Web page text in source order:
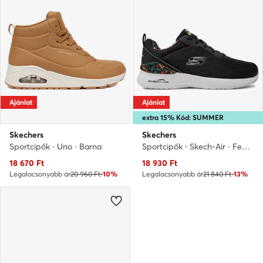
Ajánlat
Skechers
Sportcipők · Uno · Barna
Aktuális ár
18 670 Ft
Legalacsonyabb ár20 960 Ft-10%
extra 15% Kód: SUMMER
Ajánlat
Skechers
Sportcipők · Skech-Air · Fekete
Aktuális ár
18 930 Ft
Legalacsonyabb ár21 840 Ft-13%